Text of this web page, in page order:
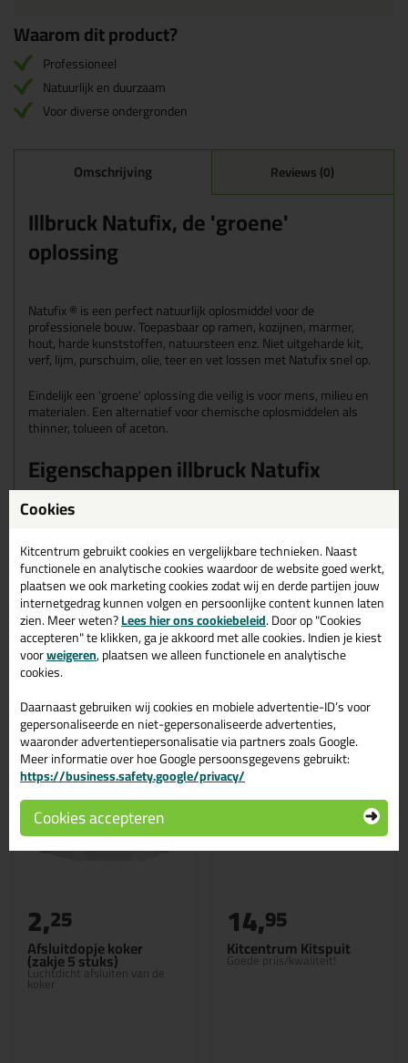
Waarom dit product?
Professioneel
Natuurlijk en duurzaam
Voor diverse ondergronden
Omschrijving Reviews (0)
Illbruck Natufix, de 'groene'
oplossing
Natufix ® is een perfect natuurlijk oplosmiddel voor de
professionele bouw. Toepasbaar op ramen, kozijnen, marmer,
hout, harde kunststoffen, natuursteen enz. Niet uitgeharde kit,
verf, lijm, purschuim, olie, teer en vet lossen met Natufix snel op.
Eindelijk een 'groene' oplossing die veilig is voor mens, milieu en
materialen. Een alternatief voor chemische oplosmiddelen als
thinner, tolueen of aceton.
Eigenschappen illbruck Natufix
AA295 200ml
Merk
illbruck
Soort
Handreinigers
Gerelateerde producten
Afsluitdopje koker
(zakje 5 stuks)
Luchtdicht afsluiten van de
koker
2,25
Kitcentrum Kitspuit
Goede prijs/kwaliteit!
14,95
Cookies
Kitcentrum gebruikt cookies en vergelijkbare technieken. Naast
functionele en analytische cookies waardoor de website goed werkt,
plaatsen we ook marketing cookies zodat wij en derde partijen jouw
internetgedrag kunnen volgen en persoonlijke content kunnen laten
zien. Meer weten?Lees hier ons cookiebeleid. Door op "Cookies
accepteren" te klikken, ga je akkoord met alle cookies. Indien je kiest
voorweigeren, plaatsen we alleen functionele en analytische
cookies.
Daarnaast gebruiken wij cookies en mobiele advertentie-ID’s voor
gepersonaliseerde en niet-gepersonaliseerde advertenties,
waaronder advertentiepersonalisatie via partners zoals Google.
Meer informatie over hoe Google persoonsgegevens gebruikt:
https://business.safety.google/privacy/
Cookies accepteren